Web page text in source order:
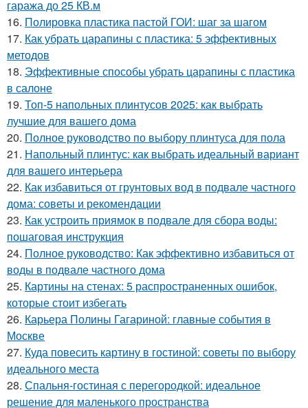
гаража до 25 КВ.м
16. Полировка пластика пастой ГОИ: шаг за шагом
17. Как убрать царапины с пластика: 5 эффективных
методов
18. Эффективные способы убрать царапины с пластика
в салоне
19. Топ-5 напольных плинтусов 2025: как выбрать
лучшие для вашего дома
20. Полное руководство по выбору плинтуса для пола
21. Напольный плинтус: как выбрать идеальный вариант
для вашего интерьера
22. Как избавиться от грунтовых вод в подвале частного
дома: советы и рекомендации
23. Как устроить приямок в подвале для сбора воды:
пошаговая инструкция
24. Полное руководство: Как эффективно избавиться от
воды в подвале частного дома
25. Картины на стенах: 5 распространенных ошибок,
которые стоит избегать
26. Карьера Полины Гагариной: главные события в
Москве
27. Куда повесить картину в гостиной: советы по выбору
идеального места
28. Спальня-гостиная с перегородкой: идеальное
решение для маленького пространства